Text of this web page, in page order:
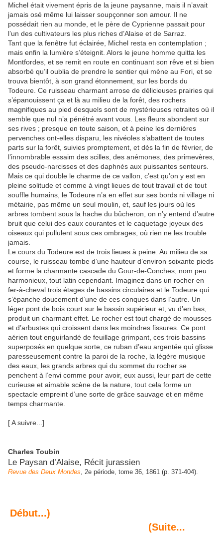
Michel était vivement épris de la jeune paysanne, mais il n’avait
jamais osé même lui laisser soupçonner son amour. Il ne
possédait rien au monde, et le père de Cyprienne passait pour
l’un des cultivateurs les plus riches d’Alaise et de Sarraz.
Tant que la fenêtre fut éclairée, Michel resta en contemplation ;
mais enfin la lumière s’éteignit. Alors le jeune homme quitta les
Montfordes, et se remit en route en continuant son rêve et si bien
absorbé qu’il oublia de prendre le sentier qui mène au Fori, et se
trouva bientôt, à son grand étonnement, sur les bords du
Todeure. Ce ruisseau charmant arrose de délicieuses prairies qui
s’épanouissent ça et là au milieu de la forêt, des rochers
magnifiques au pied desquels sont de mystérieuses retraites où il
semble que nul n’a pénétré avant vous. Les fleurs abondent sur
ses rives ; presque en toute saison, et à peine les dernières
pervenches ont-elles disparu, les nivéoles s’abattent de toutes
parts sur la forêt, suivies promptement, et dès la fin de février, de
l’innombrable essaim des scilles, des anémones, des primevères,
des pseudo-narcisses et des daphnés aux puissantes senteurs.
Mais ce qui double le charme de ce vallon, c’est qu’on y est en
pleine solitude et comme à vingt lieues de tout travail et de tout
souffle humains, le Todeure n’a en effet sur ses bords ni village ni
métairie, pas même un seul moulin, et, sauf les jours où les
arbres tombent sous la hache du bûcheron, on n’y entend d’autre
bruit que celui des eaux courantes et le caquetage joyeux des
oiseaux qui pullulent sous ces ombrages, où rien ne les trouble
jamais.
Le cours du Todeure est de trois lieues à peine. Au milieu de sa
course, le ruisseau tombe d’une hauteur d’environ soixante pieds
et forme la charmante cascade du Gour-de-Conches, nom peu
harmonieux, tout latin cependant. Imaginez dans un rocher en
fer-à-cheval trois étages de bassins circulaires et le Todeure qui
s’épanche doucement d’une de ces conques dans l’autre. Un
léger pont de bois court sur le bassin supérieur et, vu d’en bas,
produit un charmant effet. Le rocher est tout chargé de mousses
et d’arbustes qui croissent dans les moindres fissures. Ce pont
aérien tout enguirlandé de feuillage grimpant, ces trois bassins
superposés en quelque sorte, ce ruban d’eau argentée qui glisse
paresseusement contre la paroi de la roche, la légère musique
des eaux, les grands arbres qui du sommet du rocher se
penchent à l’envi comme pour avoir, eux aussi, leur part de cette
curieuse et aimable scène de la nature, tout cela forme un
spectacle empreint d’une sorte de grâce sauvage et en même
temps charmante.
[ A suivre...]
Charles Toubin
Le Paysan d’Alaise, Récit jurassien
Revue des Deux Mondes, 2e période, tome 36, 1861 (p. 371-404).
Début...)
(Suite...